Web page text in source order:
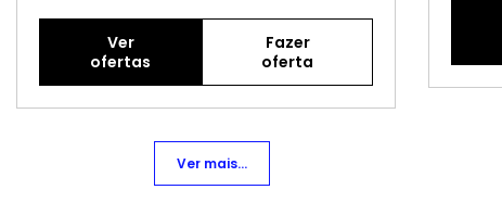
Ver
ofertas
Fazer
oferta
Ver mais...